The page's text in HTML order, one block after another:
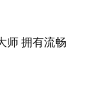
师 拥有流畅